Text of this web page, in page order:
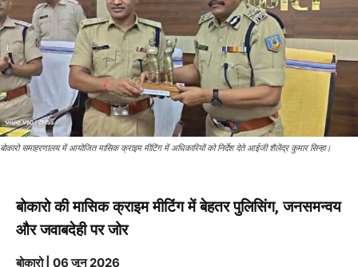
बोकारो समाहरणालय में आयोजित मासिक क्राइम मीटिंग में अधिकारियों को निर्देश देते आईजी शैलेंद्र कुमार सिन्हा।
बोकारो की मासिक क्राइम मीटिंग में बेहतर पुलिसिंग, जनसमन्वय
और जवाबदेही पर जोर
बोकारो | 06 जून 2026